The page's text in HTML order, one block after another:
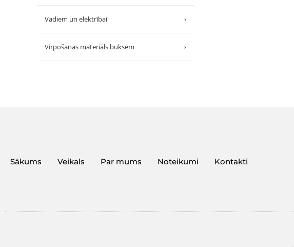
Vadiem un elektrībai ›
Virpošanas materiāls buksēm ›
Sākums Veikals Par mums Noteikumi Kontakti